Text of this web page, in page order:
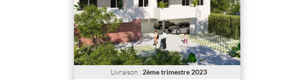
Livraison : 2ème trimestre 2023